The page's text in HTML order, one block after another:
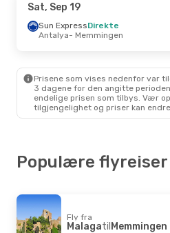
Sat, Sep 19
Sun ExpressDirekte
Antalya- Memmingen
Prisene som vises nedenfor var
3 dagene for den angitte
endelige prisen som tilbys. Vær
tilgjengelighet og priser kan
Populære
Fly fra
MalagatilMemmingen